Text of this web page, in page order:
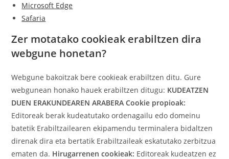
Microsoft Edge
Safaria
Zer motatako cookieak erabiltzen dira
webgune honetan?
Webgune bakoitzak bere cookieak erabiltzen ditu. Gure
webgunean honako hauek erabiltzen ditugu: KUDEATZEN
DUEN ERAKUNDEAREN ARABERA Cookie propioak:
Editoreak berak kudeatutako ordenagailu edo domeinu
batetik Erabiltzailearen ekipamendu terminalera bidaltzen
direnak dira eta bertatik Erabiltzaileak eskatutako zerbitzua
ematen da. Hirugarrenen cookieak: Editoreak kudeatzen ez